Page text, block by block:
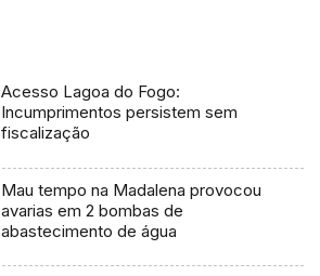
Acesso Lagoa do Fogo:
Incumprimentos persistem sem
fiscalização
Mau tempo na Madalena provocou
avarias em 2 bombas de
abastecimento de água